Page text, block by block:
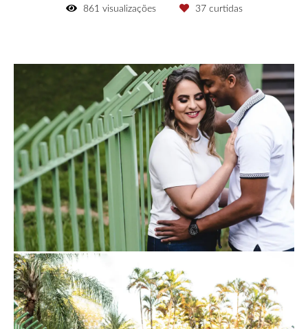
861 visualizações 37 curtidas